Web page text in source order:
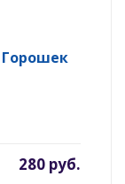
280 руб.